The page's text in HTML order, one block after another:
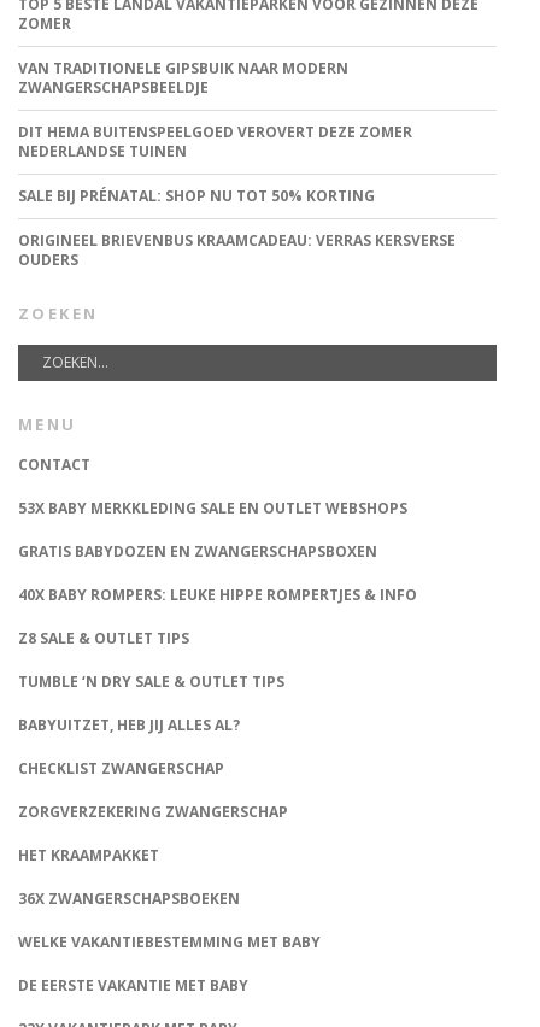
ZOMER
VAN TRADITIONELE GIPSBUIK NAAR MODERN
ZWANGERSCHAPSBEELDJE
DIT HEMA BUITENSPEELGOED VEROVERT DEZE ZOMER
NEDERLANDSE TUINEN
SALE BIJ PRÉNATAL: SHOP NU TOT 50% KORTING
ORIGINEEL BRIEVENBUS KRAAMCADEAU: VERRAS KERSVERSE
OUDERS
ZOEKEN
MENU
CONTACT
53X BABY MERKKLEDING SALE EN OUTLET WEBSHOPS
GRATIS BABYDOZEN EN ZWANGERSCHAPSBOXEN
40X BABY ROMPERS: LEUKE HIPPE ROMPERTJES & INFO
Z8 SALE & OUTLET TIPS
TUMBLE ‘N DRY SALE & OUTLET TIPS
BABYUITZET, HEB JIJ ALLES AL?
CHECKLIST ZWANGERSCHAP
ZORGVERZEKERING ZWANGERSCHAP
HET KRAAMPAKKET
36X ZWANGERSCHAPSBOEKEN
WELKE VAKANTIEBESTEMMING MET BABY
DE EERSTE VAKANTIE MET BABY